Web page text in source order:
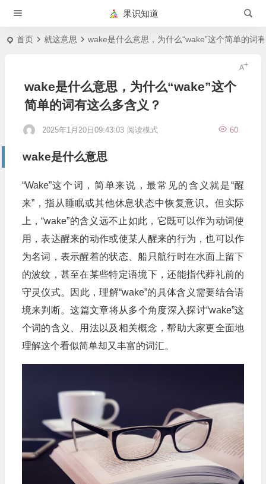
果识知道
首页 就这意思 wake是什么意思，为什么“wake”这个简单的词
wake是什么意思，为什么“wake”这个
简单的词有这么多含义？
2025年1月20日09:43:03 60
阅读模式
wake是什么意思
“Wake”这个词，简单来说，最常见的含义就是“醒
来”，指从睡眠或其他休息状态中恢复意识。但实际
上，“wake”的含义远不止如此，它既可以作为动词使
用，表达醒来的动作或使某人醒来的行为，也可以作
为名词，表示醒着的状态、船只航行时在水面上留下
的波纹，甚至在某些特定语境下，还能指代葬礼前的
守灵仪式。因此，理解“wake”的具体含义需要结合语
境来判断。这篇文章将从多个角度深入探讨“wake”这
个词的含义、用法以及相关概念，帮助大家更全面地
理解这个看似简单却又丰富的词汇。